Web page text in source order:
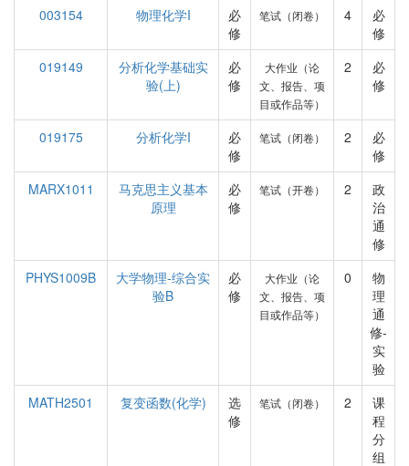
003154
物理化学I
必
修
笔试（闭卷） 4
必
修
019149
分析化学基础实
验(上)
必
修
大作业（论
文、报告、项
目或作品等）
2
必
修
019175 分析化学I
必
修
笔试（闭卷） 2
必
修
MARX1011
马克思主义基本
原理
必
修
笔试（开卷） 2
政
治
通
修
PHYS1009B
大学物理-综合实
验B
必
修
大作业（论
文、报告、项
目或作品等）
0
物
理
通
修-
实
验
MATH2501
复变函数(化学)
选
修
笔试（闭卷） 2
课
程
分
组